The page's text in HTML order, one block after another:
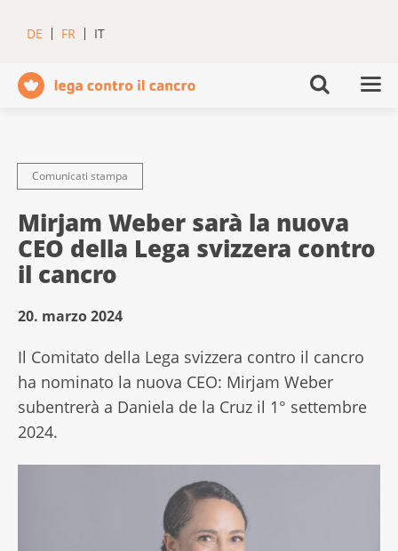
DE FR IT
Comunicati stampa
Mirjam Weber sarà la nuova
CEO della Lega svizzera contro
il cancro
20. marzo 2024
Il Comitato della Lega svizzera contro il cancro
ha nominato la nuova CEO: Mirjam Weber
subentrerà a Daniela de la Cruz il 1° settembre
2024.